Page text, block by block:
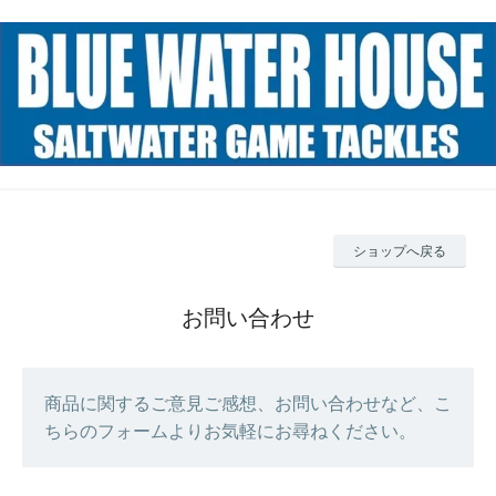
ショップへ戻る
お問い合わせ
商品に関するご意見ご感想、お問い合わせなど、こ
ちらのフォームよりお気軽にお尋ねください。